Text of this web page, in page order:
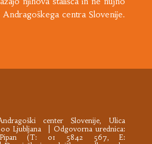
Andragoškega centra Slovenije.
center Slovenije , Ulica
Ljubljana | Odgovorna urednica:
(T: 01 5842 567, E: